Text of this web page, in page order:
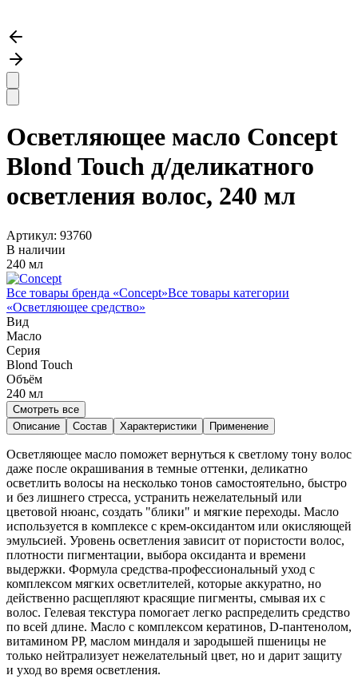
Осветляющее масло Concept
Blond Touch д/деликатного
осветления волос, 240 мл
Артикул: 93760
В наличии
240 мл
Все товары бренда «Concept»Все товары категории
«Осветляющее средство»
Вид
Масло
Серия
Blond Touch
Объём
240 мл
Смотреть все
Описание
Состав Характеристики Применение
Осветляющее масло поможет вернуться к светлому тону волос
даже после окрашивания в темные оттенки, деликатно
осветлить волосы на несколько тонов самостоятельно, быстро
и без лишнего стресса, устранить нежелательный или
цветовой нюанс, создать "блики" и мягкие переходы. Масло
используется в комплексе с крем-оксидантом или окисляющей
эмульсией. Уровень осветления зависит от пористости волос,
плотности пигментации, выбора оксиданта и времени
выдержки. Формула средства-профессиональный уход с
комплексом мягких осветлителей, которые аккуратно, но
действенно расщепляют красящие пигменты, смывая их с
волос. Гелевая текстура помогает легко распределить средство
по всей длине. Масло с комплексом кератинов, D-пантенолом,
витамином РР, маслом миндаля и зародышей пшеницы не
только нейтрализует нежелательный цвет, но и дарит защиту
и уход во время осветления.